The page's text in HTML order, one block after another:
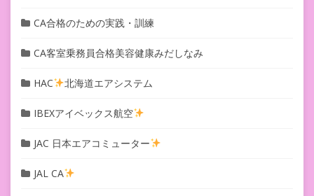
CA合格のための実践・訓練
CA客室乗務員合格美容健康みだしなみ
HAC 北海道エアシステム
IBEXアイベックス航空
JAC 日本エアコミューター
JAL CA